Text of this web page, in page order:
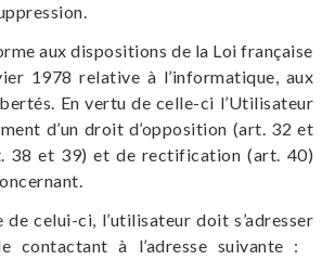
aux dispositions de la Loi française
1978 relative à l’informatique, aux
En vertu de celle-ci l’Utilisateur
d’un droit d’opposition (art. 32 et
38 et 39) et de rectification (art. 40)
de celui-ci, l’utilisateur doit s’adresser
contactant à l’adresse suivante :